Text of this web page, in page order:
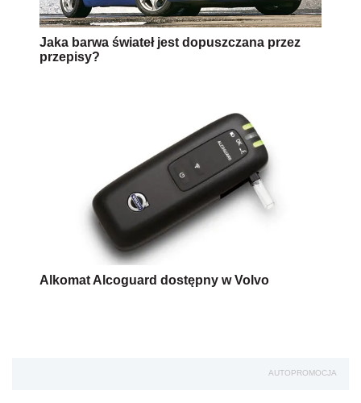
Jaka barwa świateł jest dopuszczana przez
przepisy?
Alkomat Alcoguard dostępny w Volvo
AUTOPROMOCJA